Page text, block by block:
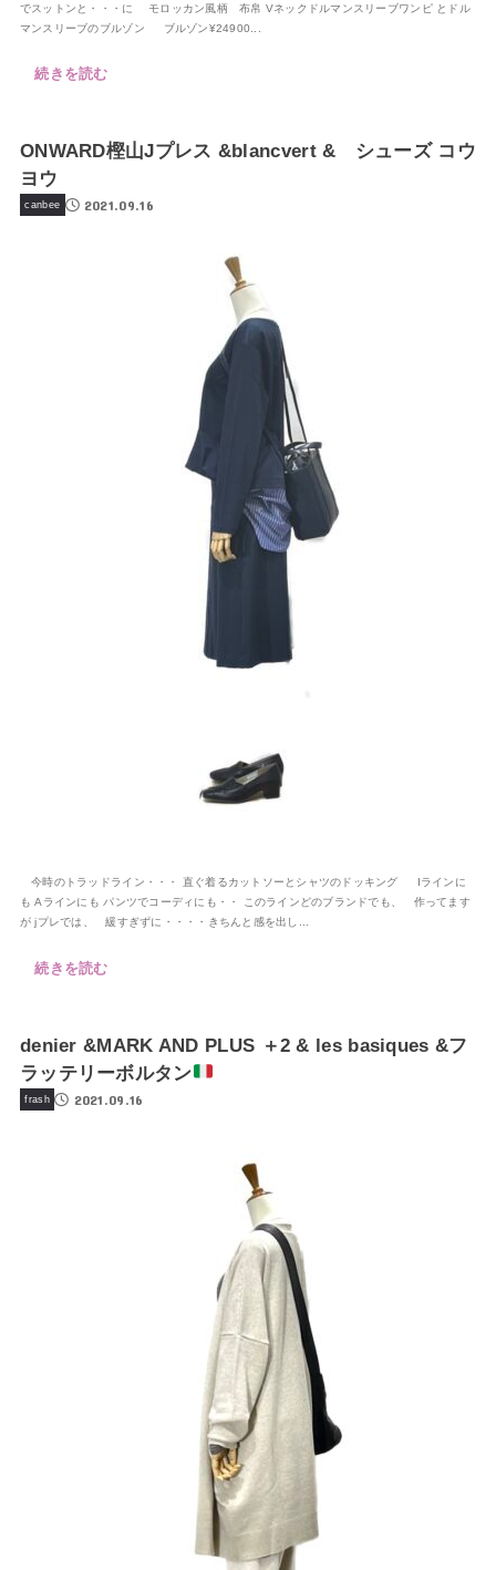
でスットンと・・・に モロッカン風柄 布帛 Vネックドルマンスリーブワンピ とドル
マンスリーブのブルゾン ブルゾン¥24900...
続きを読む
ONWARD樫山Jプレス &blancvert & シューズ コウ
ヨウ
canbee 2021.09.16
今時のトラッドライン・・・ 直ぐ着るカットソーとシャツのドッキング Iラインに
も Aラインにも パンツでコーディにも・・ このラインどのブランドでも、 作ってます
が jプレでは、 緩すぎずに・・・・きちんと感を出し...
続きを読む
denier &MARK AND PLUS ＋2 & les basiques &フ
ラッテリーボルタン
frash 2021.09.16